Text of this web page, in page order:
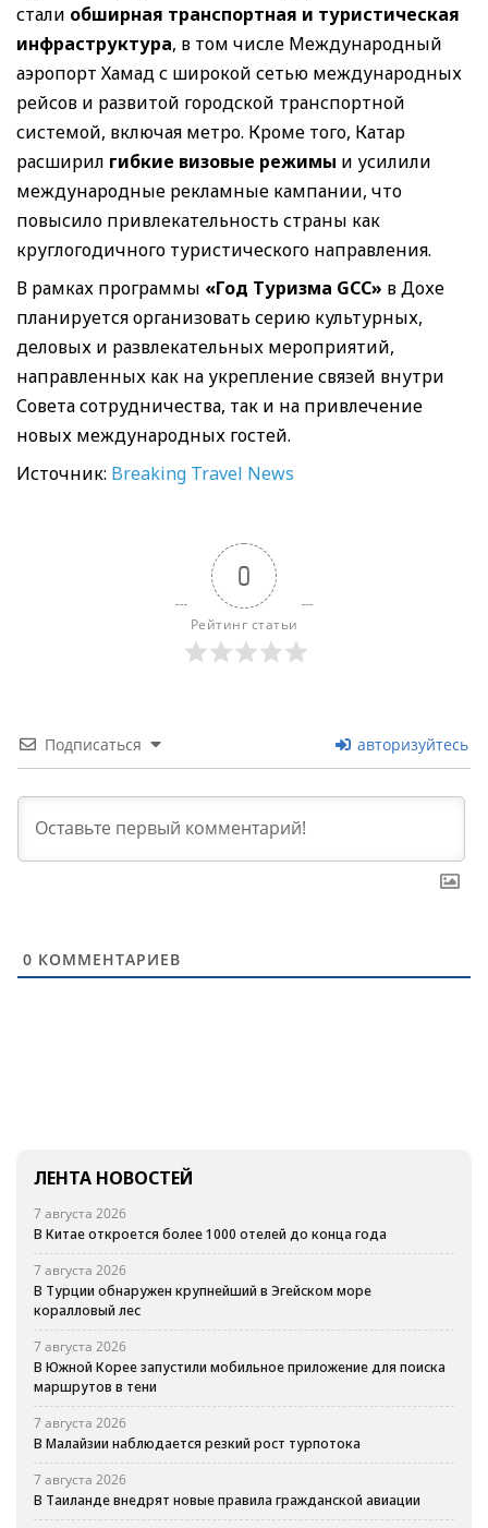
стали обширная транспортная и туристическая
инфраструктура, в том числе Международный
аэропорт Хамад с широкой сетью международных
рейсов и развитой городской транспортной
системой, включая метро. Кроме того, Катар
расширил гибкие визовые режимы и усилили
международные рекламные кампании, что
повысило привлекательность страны как
круглогодичного туристического направления.
В рамках программы «Год Туризма GCC» в Дохе
планируется организовать серию культурных,
деловых и развлекательных мероприятий,
направленных как на укрепление связей внутри
Совета сотрудничества, так и на привлечение
новых международных гостей.
Источник: Breaking Travel News
0
Рейтинг статьи
Подписаться авторизуйтесь
0 КОММЕНТАРИЕВ
ЛЕНТА НОВОСТЕЙ
7 августа 2026
В Китае откроется более 1000 отелей до конца года
7 августа 2026
В Турции обнаружен крупнейший в Эгейском море
коралловый лес
7 августа 2026
В Южной Корее запустили мобильное приложение для поиска
маршрутов в тени
7 августа 2026
В Малайзии наблюдается резкий рост турпотока
7 августа 2026
В Таиланде внедрят новые правила гражданской авиации